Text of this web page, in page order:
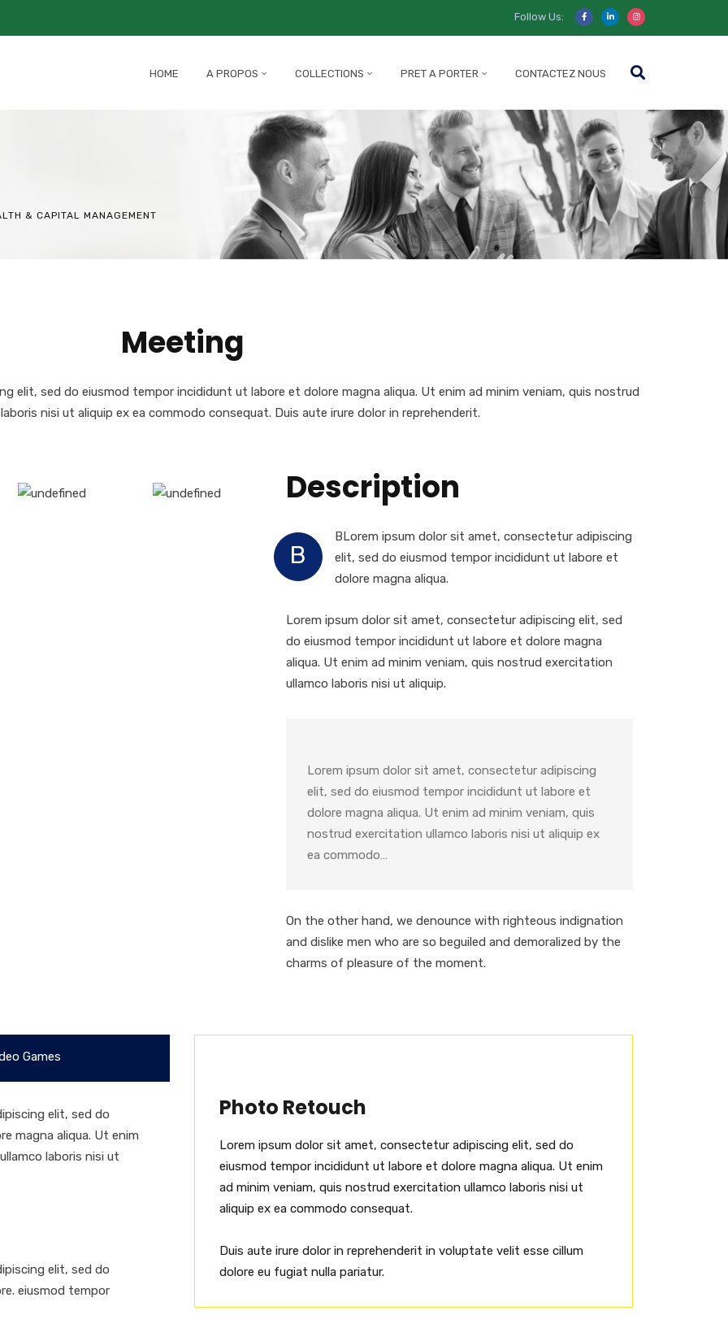
Follow Us:
HOME A PROPOS COLLECTIONS PRET A PORTER CONTACTEZ NOUS
& CAPITAL MANAGEMENT
Meeting
elit, sed do eiusmod tempor incididunt ut labore et dolore magna aliqua. Ut enim ad minim veniam, quis nostrud
nisi ut aliquip ex ea commodo consequat. Duis aute irure dolor in reprehenderit.
Description
B
BLorem ipsum dolor sit amet, consectetur adipiscing
elit, sed do eiusmod tempor incididunt ut labore et
dolore magna aliqua.
Lorem ipsum dolor sit amet, consectetur adipiscing elit, sed
do eiusmod tempor incididunt ut labore et dolore magna
aliqua. Ut enim ad minim veniam, quis nostrud exercitation
ullamco laboris nisi ut aliquip.
Lorem ipsum dolor sit amet, consectetur adipiscing
elit, sed do eiusmod tempor incididunt ut labore et
dolore magna aliqua. Ut enim ad minim veniam, quis
nostrud exercitation ullamco laboris nisi ut aliquip ex
ea commodo…
On the other hand, we denounce with righteous indignation
and dislike men who are so beguiled and demoralized by the
charms of pleasure of the moment.
Games
elit, sed do
magna aliqua. Ut enim
laboris nisi ut
elit, sed do
eiusmod tempor
Photo Retouch
Lorem ipsum dolor sit amet, consectetur adipiscing elit, sed do
eiusmod tempor incididunt ut labore et dolore magna aliqua. Ut enim
ad minim veniam, quis nostrud exercitation ullamco laboris nisi ut
aliquip ex ea commodo consequat.
Duis aute irure dolor in reprehenderit in voluptate velit esse cillum
dolore eu fugiat nulla pariatur.